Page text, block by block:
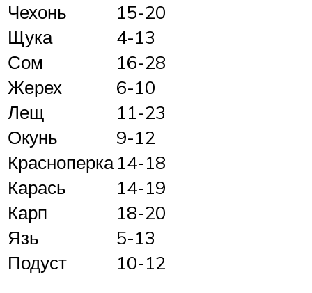
Чехонь
15-20
Щука
4-13
Сом
16-28
Жерех
6-10
Лещ
11-23
Окунь
9-12
Красноперка 14-18
Карась
14-19
Карп
18-20
Язь
5-13
Подуст
10-12